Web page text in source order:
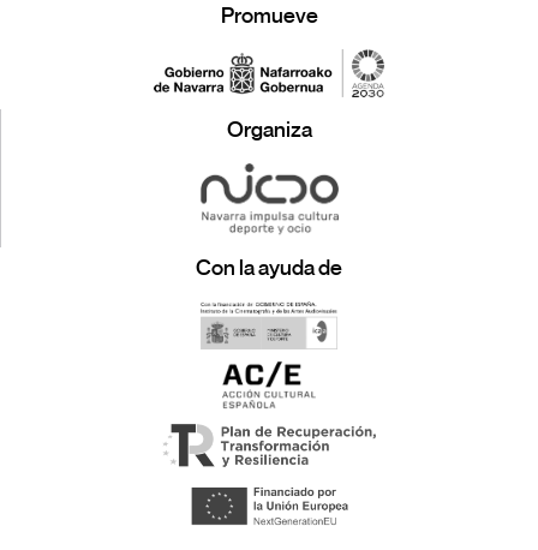
Promueve
Organiza
Con la ayuda de